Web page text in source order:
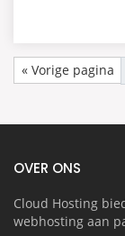
« Vorige pagina
OVER ONS
Cloud Hosting
webhosting aan